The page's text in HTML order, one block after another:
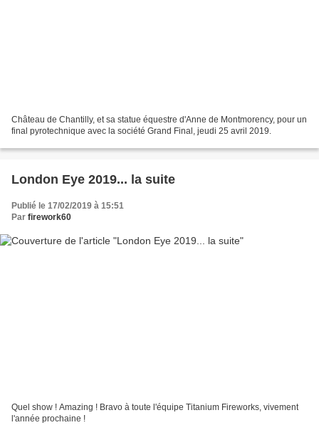
Château de Chantilly, et sa statue équestre d'Anne de Montmorency, pour un
final pyrotechnique avec la société Grand Final, jeudi 25 avril 2019.
London Eye 2019... la suite
Publié le 17/02/2019 à 15:51
Par firework60
Quel show ! Amazing ! Bravo à toute l'équipe Titanium Fireworks, vivement
l'année prochaine !